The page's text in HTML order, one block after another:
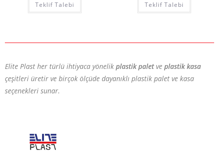
Teklif Talebi Teklif Talebi
Elite Plast her türlü ihtiyaca yönelik plastik paletve plastik kasa
çeşitleri üretir ve birçok ölçüde dayanıklı plastik palet ve kasa
seçenekleri sunar.